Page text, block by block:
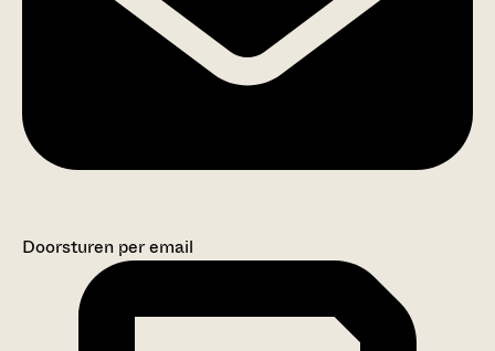
Doorsturen per email